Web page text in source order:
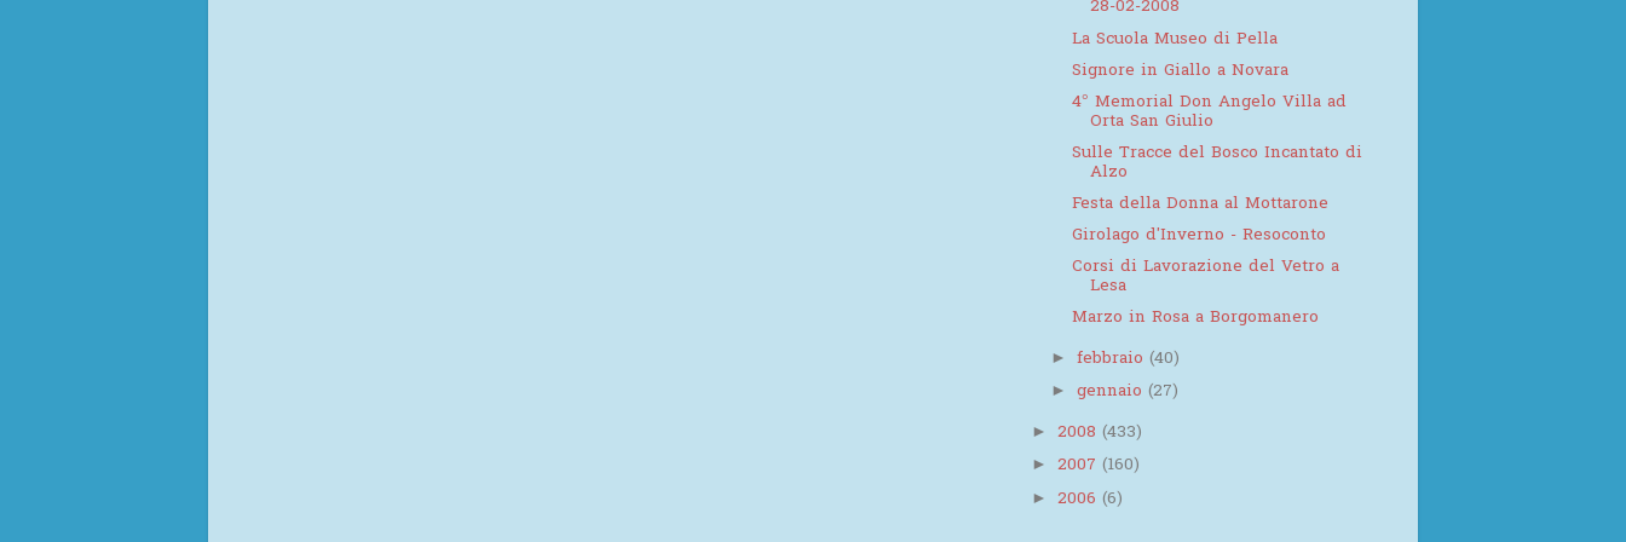
28-02-2008
La Scuola Museo di Pella
Signore in Giallo a Novara
4° Memorial Don Angelo Villa ad
Orta San Giulio
Sulle Tracce del Bosco Incantato di
Alzo
Festa della Donna al Mottarone
Girolago d'Inverno - Resoconto
Corsi di Lavorazione del Vetro a
Lesa
Marzo in Rosa a Borgomanero
►febbraio(40)
►gennaio(27)
► 2008 (433)
► 2007 (160)
► 2006 (6)